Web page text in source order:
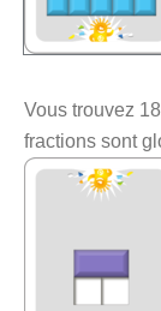
Vous trouvez
fractions sont